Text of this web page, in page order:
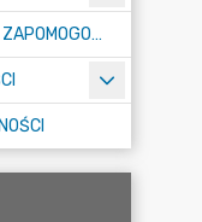
MIĘDZYZAKŁADOWA KASA ZAPOMOGOWO-POŻYCZKOWA